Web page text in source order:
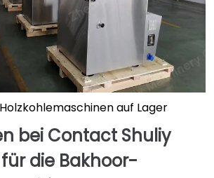
auf Lager
bei Contact Shuliy
die Bakhoor-